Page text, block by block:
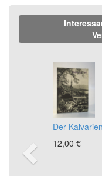
Der
12,00 €